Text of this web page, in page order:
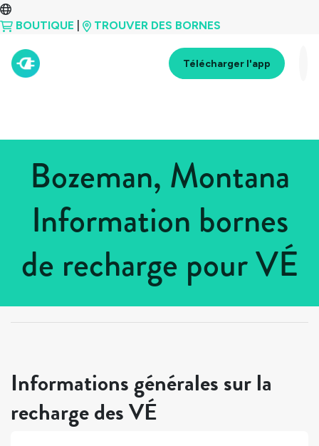
BOUTIQUE TROUVER DES BORNES
Télécharger l'app
Bozeman, Montana
Information bornes
de recharge pour VÉ
États-Unis > Montana
Informations générales sur la
recharge des VÉ